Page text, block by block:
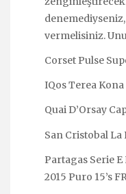
vermelisiniz.
Corset Pulse
IQos Terea Kona
Quai D’Orsay
San Cristobal La
Partagas Serie E
2015 Puro 15’s